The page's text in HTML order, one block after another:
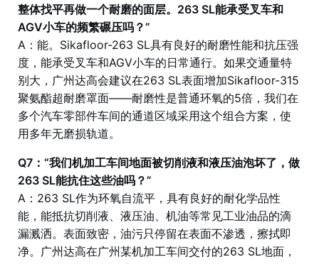
整体找平再做一个耐磨的面层。263 SL能承受叉车和
AGV小车的频繁碾压吗？”
A：能。Sikafloor-263 SL具有良好的耐磨性能和抗压强
度，能承受叉车和AGV小车的日常通行。如果交通量特
别大，广州达高会建议在263 SL表面增加Sikafloor-315
聚氨酯超耐磨罩面——耐磨性是普通环氧的5倍，我们在
多个汽车零部件车间的通道区域采用这个组合方案，使
用多年无磨损轨道。
Q7：“我们机加工车间地面被切削液和液压油泡坏了，做
263 SL能抗住这些油吗？”
A：263 SL作为环氧自流平，具有良好的耐化学品性
能，能抵抗切削液、液压油、机油等常见工业油品的滴
漏溅洒。表面致密，油污只停留在表面不渗透，擦拭即
净。广州达高在广州某机加工车间交付的263 SL地面，